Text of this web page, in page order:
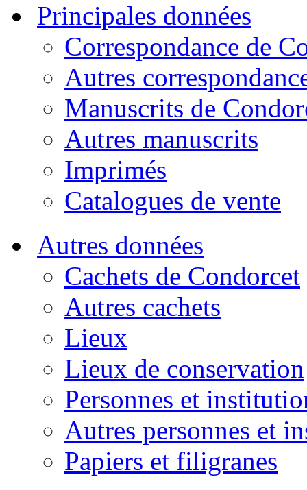
Principales données
Correspondance de
Autres
Manuscrits de
Autres manuscrits
Imprimés
Catalogues de vente
Autres données
Cachets de Condorcet
Autres cachets
Lieux
Lieux de conservation
Personnes et
Autres personnes et
Papiers et filigranes